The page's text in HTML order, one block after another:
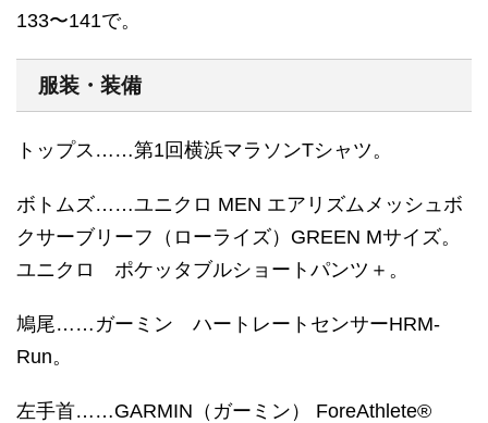
133〜141で。
服装・装備
トップス……第1回横浜マラソンTシャツ。
ボトムズ……ユニクロ MEN エアリズムメッシュボ
クサーブリーフ（ローライズ）GREEN Mサイズ。
ユニクロ ポケッタブルショートパンツ＋。
鳩尾……ガーミン ハートレートセンサーHRM-
Run。
左手首……GARMIN（ガーミン） ForeAthlete®